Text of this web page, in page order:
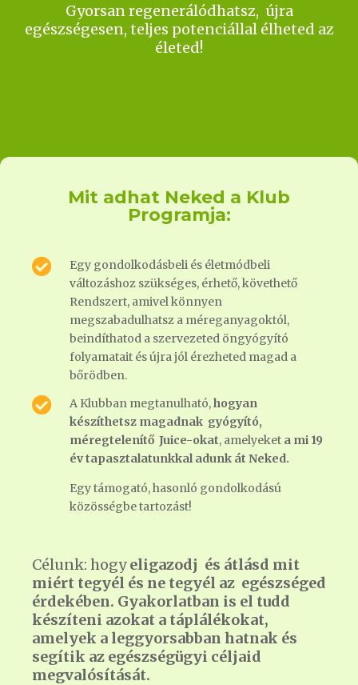
Gyorsan regenerálódhatsz, újra
egészségesen, teljes potenciállal élheted az
életed!
Mit adhat Neked a Klub
Programja:

Egy gondolkodásbeli és életmódbeli
változáshoz szükséges, érhető, követhető
Rendszert, amivel könnyen
megszabadulhatsz a méreganyagoktól,
beindíthatod a szervezeted öngyógyító
folyamatait és újra jól érezheted magad a
bőrödben.
 A Klubban megtanulható,hogyan
készíthetsz magadnak gyógyító,
méregtelenítő Juice-okat, amelyeket a mi 19
év tapasztalatunkkal adunk át Neked.
Egy támogató, hasonló gondolkodású
közösségbe tartozást!
Célunk: hogyeligazodj és átlásd mit
miért tegyél és ne tegyél az egészséged
érdekében. Gyakorlatban is el tudd
készíteni azokat a táplálékokat,
amelyek a leggyorsabban hatnak és
segítik az egészségügyi céljaid
megvalósítását.